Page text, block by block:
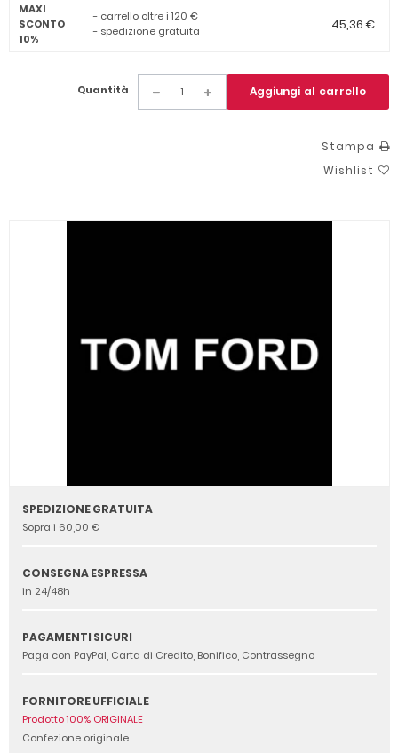
MAXI
SCONTO
10%
- carrello oltre i 120 €
- spedizione gratuita
45,36 €
Quantità Aggiungi al carrello
Stampa
Wishlist
SPEDIZIONE GRATUITA
Sopra i 60,00 €
CONSEGNA ESPRESSA
in 24/48h
PAGAMENTI SICURI
Paga con PayPal, Carta di Credito, Bonifico, Contrassegno
FORNITORE UFFICIALE
Prodotto 100% ORIGINALE
Confezione originale